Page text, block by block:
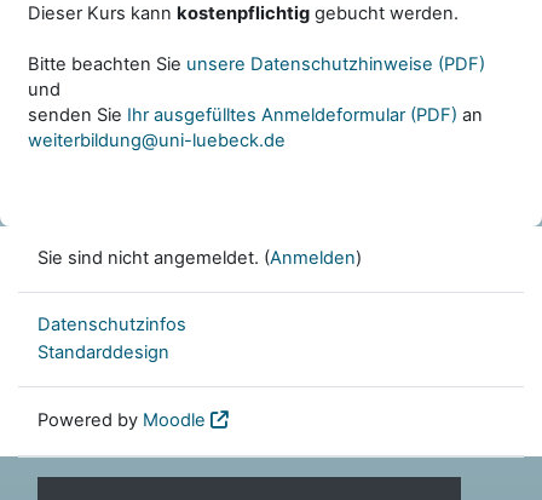
Dieser Kurs kann kostenpflichtig gebucht werden.
Bitte beachten Sie unsere Datenschutzhinweise (PDF)
und
senden Sie Ihr ausgefülltes Anmeldeformular (PDF) an
weiterbildung@uni-luebeck.de
Sie sind nicht angemeldet. (Anmelden)
Datenschutzinfos
Standarddesign
Powered by Moodle